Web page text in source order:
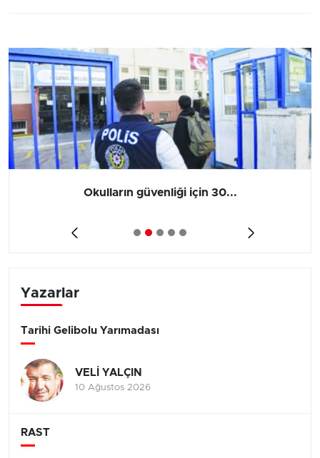
Okulların güvenliği için 30...
Yazarlar
Tarihi Gelibolu Yarımadası
VELİ YALÇIN
10 Ağustos 2026
RAST